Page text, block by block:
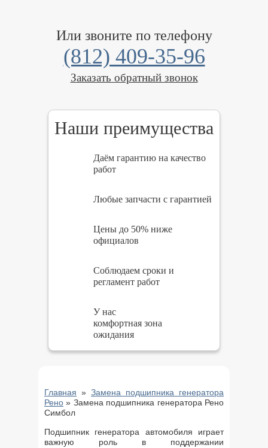
Или звоните по телефону
(812) 409-35-96
Заказать обратный звонок
Наши преимущества
Даём гарантию на качество
работ
Любые запчасти с гарантией
Цены до 50% ниже
официалов
Соблюдаем сроки и
регламент работ
У нас
комфортная зона
ожидания
Главная » Замена подшипника генератора
Рено » Замена подшипника генератора Рено
Симбол
Подшипник генератора автомобиля играет
важную роль в поддержании